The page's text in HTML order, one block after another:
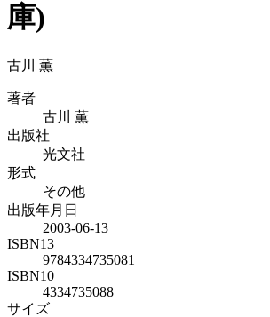
庫)
古川 薫
著者
古川 薫
出版社
光文社
形式
その他
出版年月日
2003-06-13
ISBN13
9784334735081
ISBN10
4334735088
サイズ